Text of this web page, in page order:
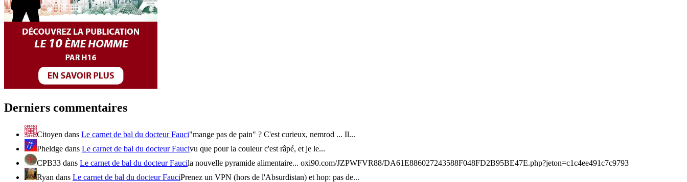
Derniers commentaires
Citoyen dans Le carnet de bal du docteur Fauci"mange pas de pain" ? C'est curieux, nemrod ... Il...
Pheldge dans Le carnet de bal du docteur Faucivu que pour la couleur c'est râpé, et je le...
CPB33 dans Le carnet de bal du docteur Faucila nouvelle pyramide alimentaire... oxi90.com/JZPWFVR88/DA61E886027243588F048FD2B95BE47E.php?jeton=c1c4ee491c7c9793
Ryan dans Le carnet de bal du docteur FauciPrenez un VPN (hors de l'Absurdistan) et hop: pas de...